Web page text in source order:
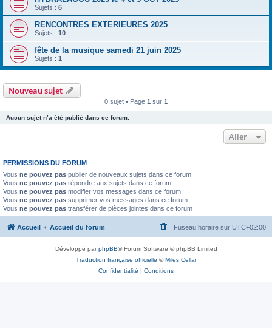
Sujets : 6
RENCONTRES EXTERIEURES 2025
Sujets : 10
fête de la musique samedi 21 juin 2025
Sujets : 1
Nouveau sujet
0 sujet • Page 1 sur 1
Aucun sujet n’a été publié dans ce forum.
Aller
PERMISSIONS DU FORUM
Vous ne pouvez pas publier de nouveaux sujets dans ce forum
Vous ne pouvez pas répondre aux sujets dans ce forum
Vous ne pouvez pas modifier vos messages dans ce forum
Vous ne pouvez pas supprimer vos messages dans ce forum
Vous ne pouvez pas transférer de pièces jointes dans ce forum
Accueil Accueil du forum Fuseau horaire sur UTC+02:00
Développé parphpBB® Forum Software © phpBB Limited
Traduction française officielle ©Miles Cellar
Confidentialité | Conditions